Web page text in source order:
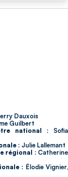
Dauxois
Guilbert
national : Sofia
: Julie Lallemant
régional : Catherine
: Élodie Vignier,